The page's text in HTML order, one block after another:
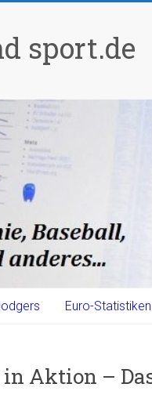
sport.de
Euro-Statistiken
Aktion –